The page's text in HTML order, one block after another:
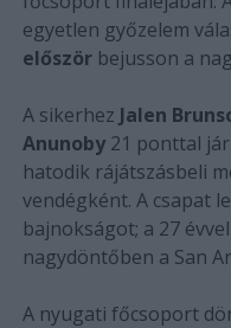
egyetlen győzelem
előszörbejusson a
A sikerhez Jalen
Anunoby21 ponttal
hatodik rájátszásbeli
vendégként. A csapat
bajnokságot; a 27
nagydöntőben a San
A nyugati főcsoport